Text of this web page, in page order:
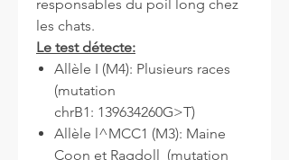
responsables du poil long chez
les chats.
Le test détecte:
Allèle I (M4): Plusieurs races
(mutation
chrB1: 139634260G>T)
Allèle l^MCC1 (M3): Maine
Coon et Ragdoll (mutation